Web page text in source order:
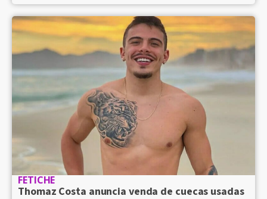
FETICHE
Thomaz Costa anuncia venda de cuecas usadas